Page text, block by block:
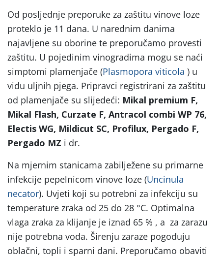
Od posljednje preporuke za zaštitu vinove loze
proteklo je 11 dana. U narednim danima
najavljene su oborine te preporučamo provesti
zaštitu. U pojedinim vinogradima mogu se naći
simptomi plamenjače (Plasmopora viticola ) u
vidu uljnih pjega. Pripravci registrirani za zaštitu
od plamenjače su slijedeći: Mikal premium F,
Mikal Flash, Curzate F, Antracol combi WP 76,
Electis WG, Mildicut SC, Profilux, Pergado F,
Pergado MZ i dr.
Na mjernim stanicama zabilježene su primarne
infekcije pepelnicom vinove loze (Uncinula
necator). Uvjeti koji su potrebni za infekciju su
temperature zraka od 25 do 28 °C. Optimalna
vlaga zraka za klijanje je iznad 65 % , a za zarazu
nije potrebna voda. Širenju zaraze pogoduju
oblačni, topli i sparni dani. Preporučamo obaviti